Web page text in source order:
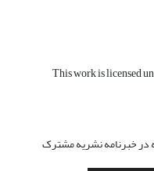
This work is licensed
در خبرنامه نشریه مشترک